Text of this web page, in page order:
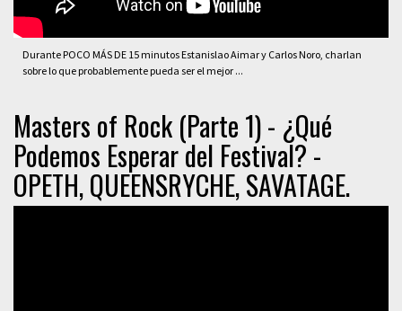
Durante POCO MÁS DE 15 minutos Estanislao Aimar y Carlos Noro, charlan
sobre lo que probablemente pueda ser el mejor ...
Masters of Rock (Parte 1) - ¿Qué
Podemos Esperar del Festival? -
OPETH, QUEENSRYCHE, SAVATAGE.